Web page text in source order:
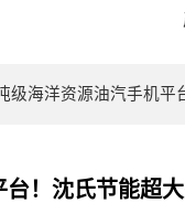
级海洋资源油汽手机平
！沈氏节能超